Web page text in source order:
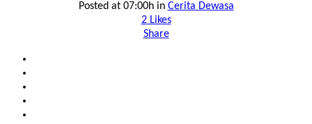
Posted at 07:00hin Cerita Dewasa
2Likes
Share